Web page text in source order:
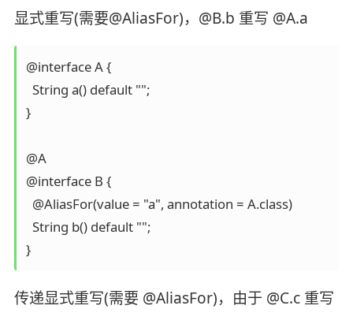
显式重写(需要@AliasFor)，@B.b 重写 @A.a
@interface A {
  String a() default "";
}
@A
@interface B {
  @AliasFor(value = "a", annotation = A.class)
  String b() default "";
}
传递显式重写(需要 @AliasFor)，由于 @C.c 重写